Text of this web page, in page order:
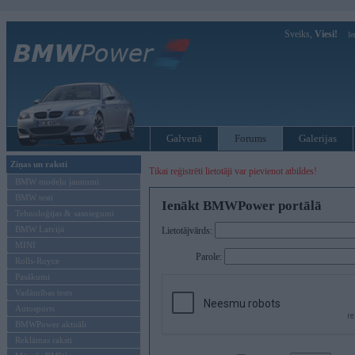
Sveiks, Viesi!
Galvenā Forums Galerijas
Ziņas un raksti
BMW modeļu jaunumi
BMW testi
Tehnoloģijas & sasniegumi
BMW Latvijā
MINI
Rolls-Royce
Pasākumi
Vadāmības tests
Autosports
BMWPower aktuāli
Reklāmas raksti
Tikai reģistrēti lietotāji var pievienot atbildes!
Ienākt BMWPower portālā
Lietotājvārds:
Parole: